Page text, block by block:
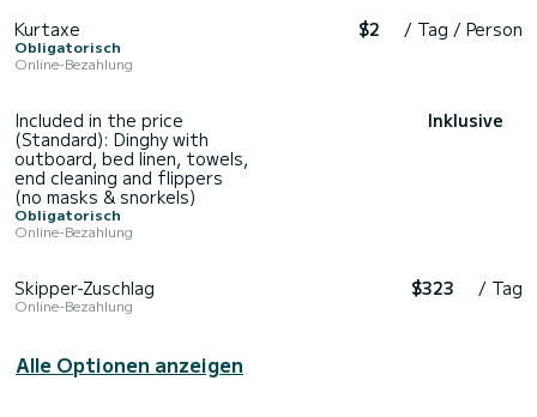
Kurtaxe
Obligatorisch
Online-Bezahlung
$2 / Tag / Person
Included in the price
(Standard): Dinghy with
outboard, bed linen, towels,
end cleaning and flippers
(no masks & snorkels)
Obligatorisch
Online-Bezahlung
Inklusive
Skipper-Zuschlag
Online-Bezahlung
$323 / Tag
Alle Optionen anzeigen